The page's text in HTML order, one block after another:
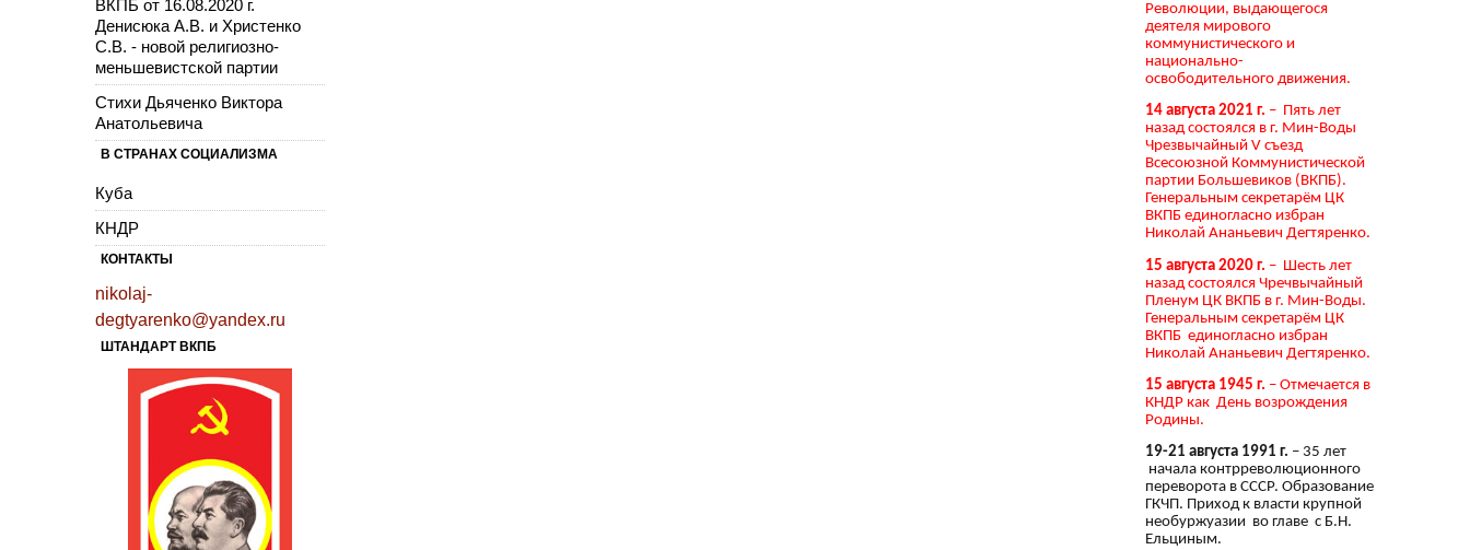
ВКПБ от 16.08.2020 г.
Денисюка А.В. и Христенко
С.В. - новой религиозно-
меньшевистской партии
Стихи Дьяченко Виктора
Анатольевича
В СТРАНАХ СОЦИАЛИЗМА
Куба
КНДР
КОНТАКТЫ
nikolaj-
degtyarenko@yandex.ru
ШТАНДАРТ ВКПБ
Революции, выдающегося
деятеля мирового
коммунистического и
национально-
освободительного движения.
14 августа 2021 г. – Пять лет
назад состоялся в г. Мин-Воды
Чрезвычайный V съезд
Всесоюзной Коммунистической
партии Большевиков (ВКПБ).
Генеральным секретарём ЦК
ВКПБ единогласно избран
Николай Ананьевич Дегтяренко.
15 августа 2020 г. – Шесть лет
назад состоялся Чречвычайный
Пленум ЦК ВКПБ в г. Мин-Воды.
Генеральным секретарём ЦК
ВКПБ единогласно избран
Николай Ананьевич Дегтяренко.
15 августа 1945 г. – Отмечается в
КНДР как День возрождения
Родины.
19-21 августа 1991 г. – 35 лет
начала контрреволюционного
переворота в СССР. Образование
ГКЧП. Приход к власти крупной
необуржуазии во главе с Б.Н.
Ельциным.